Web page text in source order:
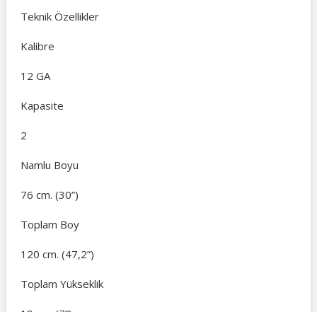
Teknik Özellikler
Kalibre
12 GA
Kapasite
2
Namlu Boyu
76 cm. (30”)
Toplam Boy
120 cm. (47,2”)
Toplam Yükseklik